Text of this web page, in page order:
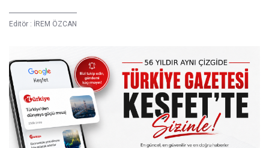
Editör : İREM ÖZCAN